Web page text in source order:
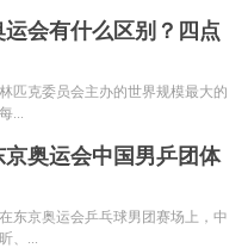
会有什么区别？四点
匹克委员会主办的世界规模最大的
...
京奥运会中国男乒团体
东京奥运会乒乓球男团赛场上，中
、...